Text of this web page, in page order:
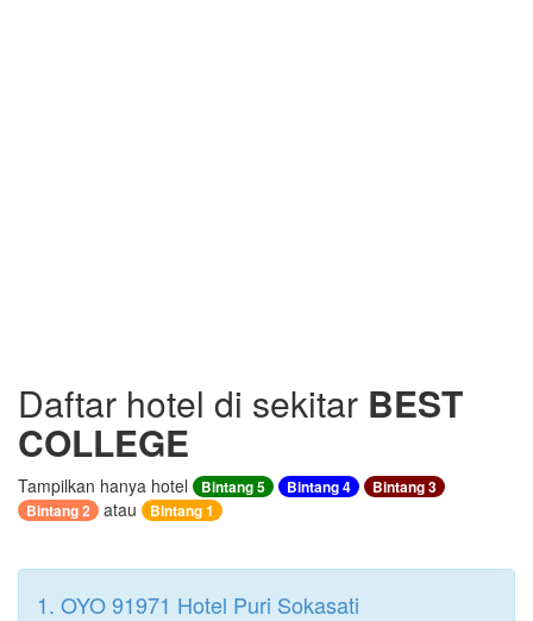
Daftar hotel di sekitar BEST
COLLEGE
Tampilkan hanya hotel Bintang 5 Bintang 4
Bintang 3
Bintang 2
atau Bintang 1
1. OYO 91971 Hotel Puri Sokasati